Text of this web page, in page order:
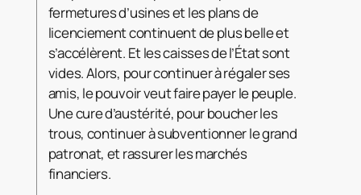
fermetures d’usines et les plans de
licenciement continuent de plus belle et
s’accélèrent. Et les caisses de l’État sont
vides. Alors, pour continuer à régaler ses
amis, le pouvoir veut faire payer le peuple.
Une cure d’austérité, pour boucher les
trous, continuer à subventionner le grand
patronat, et rassurer les marchés
financiers.